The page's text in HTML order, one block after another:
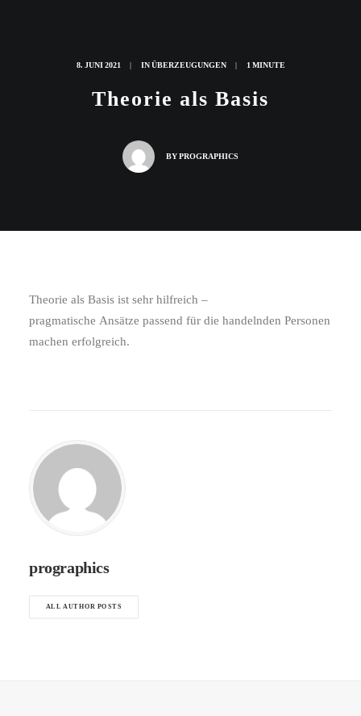
8. JUNI 2021 | INÜBERZEUGUNGEN | 1 MINUTE
Theorie als Basis
BYPROGRAPHICS
Theorie als Basis ist sehr hilfreich –
pragmatische Ansätze passend für die handelnden Personen
machen erfolgreich.
prographics
ALL AUTHOR POSTS